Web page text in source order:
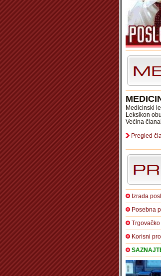
Medicinski
Leksikon
Većina
Pregled
Izrada
Posebna
Korisni